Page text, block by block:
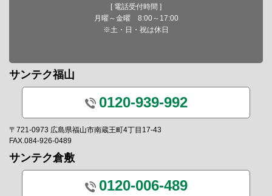
[ 電話受付時間 ]
月曜～金曜 8:00～17:00
※土・日・祝は休日
サンテク福山
0120-939-992
〒721-0973 広島県福山市南蔵王町4丁目17-43
FAX.084-926-0489
サンテク倉敷
0120-006-489